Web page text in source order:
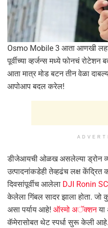
Osmo Mobile 3 आता आणखी
पूर्वीच्या व्हर्जन्स मध्ये फोनचं रोटेशन
आता मात्र मोड बटन तीन वेळा
आपोआप बदल करेल!
डीजेआयची ओळख असलेल्या ड्रोन
उत्पादनांकडेही तेव्हढंच लक्ष
दिवसांपूर्वीच आलेला DJI Ronin SC
केलेला गिंबल सादर झाला होता. जो
असा पर्याय आहे! ऑस्मो अॅक्शनया
कॅमेरासोबत थेट स्पर्धा सुरू केली